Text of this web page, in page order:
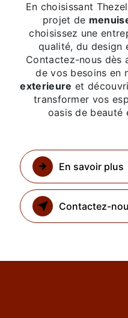
En choisissant
projet de
choisissez une
qualité, du design
Contactez-nous dès
de vos besoins en
exterieure et
transformer vos
oasis de beauté
En savoir plus
Contactez-